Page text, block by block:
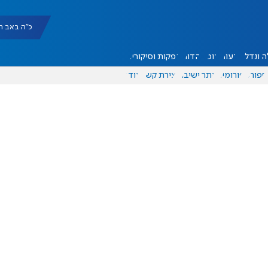
כ"ה באב תשפ"ו
ונדל"ן דעות אוכל יהדות הפקות וסיקורים
ספורט פורומים אתר ישיבה יצירת קשר עוד